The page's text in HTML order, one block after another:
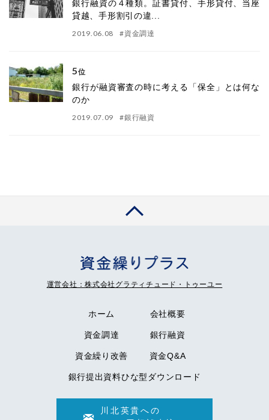
銀行融資の４種類。証書貸付、手形貸付、当座
貸越、手形割引の違...
2019.06.08 #資金調達
5位
銀行が融資審査の時に考える「保全」とは何な
のか
2019.07.09 #銀行融資
運営会社：株式会社グラティチュード・トゥーユー
ホーム 会社概要
資金調達 銀行融資
資金繰り改善 資金Q&A
銀行提出資料ひな型ダウンロード
川北英貴への